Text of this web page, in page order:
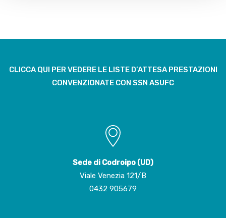
CLICCA QUI PER VEDERE LE LISTE D’ATTESA PRESTAZIONI
CONVENZIONATE CON SSN ASUFC
Sede di Codroipo (UD)
Viale Venezia 121/B
0432 905679